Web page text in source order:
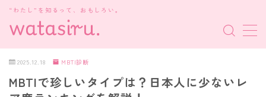
“わたし”を知るって、おもしろい。
MENU
MBTI診断
2025.12.18 MBTI診断
MBTIで珍しいタイプは？日本人に少ないレ